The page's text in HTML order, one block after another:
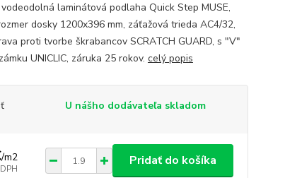
vodeodolná laminátová podlaha Quick Step MUSE,
dosky 1200x396 mm, záťažová trieda AC4/32,
proti tvorbe škrabancov SCRATCH GUARD, s "V"
UNICLIC, záruka 25 rokov. celý popis
U nášho dodávateľa skladom
/m2 Pridať do košíka